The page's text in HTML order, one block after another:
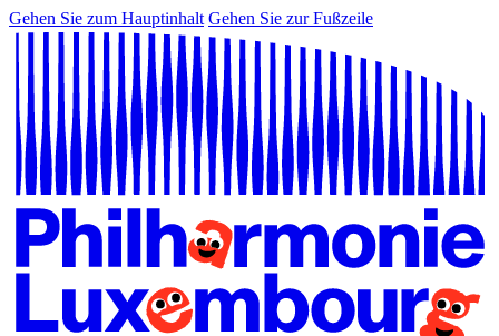
Gehen Sie zum Hauptinhalt Gehen Sie zur Fußzeile